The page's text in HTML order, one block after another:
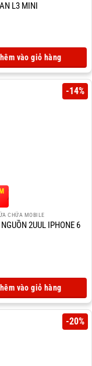
L3 MINI
vào giỏ hàng
-14%
CHỮA MOBILE
2UUL IPHONE 6
vào giỏ hàng
-20%